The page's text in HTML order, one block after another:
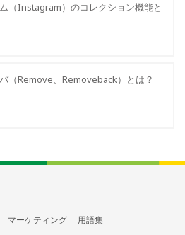
（Instagram）のコレクション機能と
（Remove、Removeback）とは？
マーケティング
用語集